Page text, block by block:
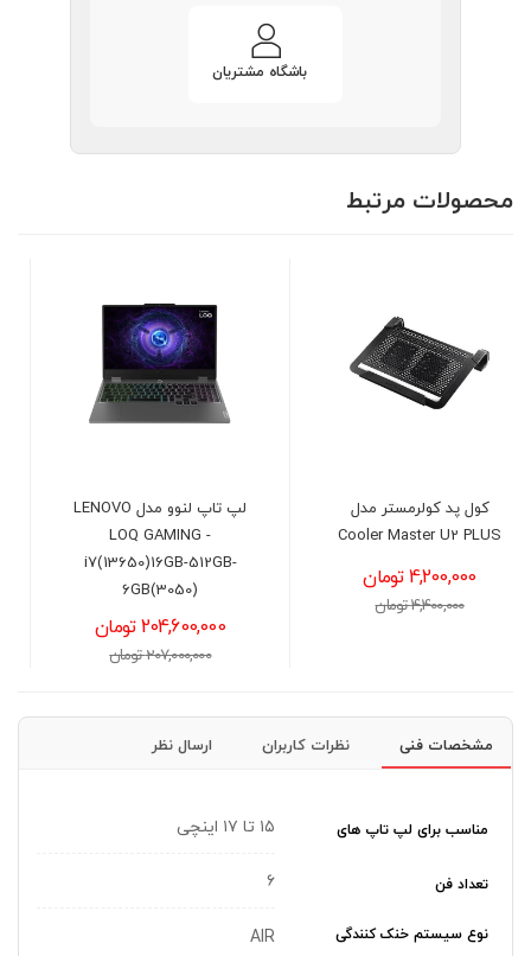
باشگاه مشتریان
محصولات مرتبط
LOQ GAMING -
6GB(3050)
TUF FA608UH -
R7(260H)-16GB-1TB-
8GB(5050)
313,500,000 تومان
316,000,000 تومان
مشخصات فنی نظرات کاربران ارسال نظر
مناسب برای لپ تاپ های ۱۵ تا ۱۷ اینچی
تعداد فن ۶
نوع سیستم خنک کنندگی AIR